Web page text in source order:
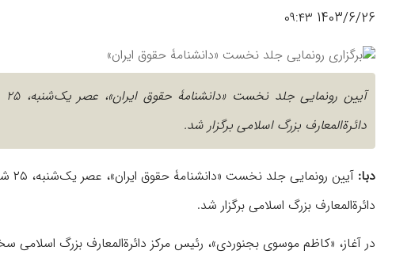
1403/6/26 ۰۹:۴۳
دائرةالمعارف بزرگ اسلامی برگزار شد.
دبا:
دائرةالمعارف بزرگ اسلامی برگزار شد.
در آغاز، «کاظم موسوی بجنوردی»، رئیس مرکز دائرةالمعارف بزرگ